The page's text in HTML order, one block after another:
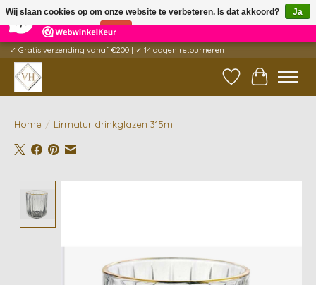
5 Reviews ×
✓ Gratis verzending vanaf €200 | ✓ 14 dagen retourneren
Verlanglijst
Home / Lirmatur drinkglazen 315ml
Wij slaan cookies op om onze website te verbeteren. Is dat akkoord?
Ja
Nee